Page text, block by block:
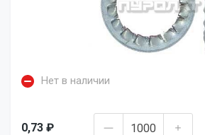
Нет в наличии
0,73 ₽